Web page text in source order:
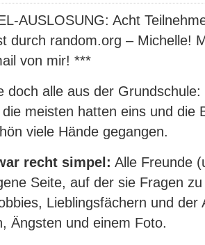
AUSLOSUNG: Acht
durch random.org – Michelle!
von mir! ***
doch alle aus der Grundschule:
meisten hatten eins und die
viele Hände gegangen.
recht simpel: Alle Freunde
Seite, auf der sie Fragen
Lieblingsfächern und der
Ängsten und einem Foto.